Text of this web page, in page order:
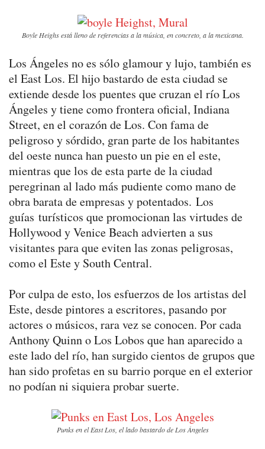
Boyle Heighs está lleno de referencias a la música, en concreto, a la mexicana.
Los Ángeles no es sólo glamour y lujo, también es
el East Los. El hijo bastardo de esta ciudad se
extiende desde los puentes que cruzan el río Los
Ángeles y tiene como frontera oficial, Indiana
Street, en el corazón de Los. Con fama de
peligroso y sórdido, gran parte de los habitantes
del oeste nunca han puesto un pie en el este,
mientras que los de esta parte de la ciudad
peregrinan al lado más pudiente como mano de
obra barata de empresas y potentados. Los
guías turísticos que promocionan las virtudes de
Hollywood y Venice Beach advierten a sus
visitantes para que eviten las zonas peligrosas,
como el Este y South Central.
Por culpa de esto, los esfuerzos de los artistas del
Este, desde pintores a escritores, pasando por
actores o músicos, rara vez se conocen. Por cada
Anthony Quinn o Los Lobos que han aparecido a
este lado del río, han surgido cientos de grupos que
han sido profetas en su barrio porque en el exterior
no podían ni siquiera probar suerte.
Punks en el East Los, el lado bastardo de Los Ángeles